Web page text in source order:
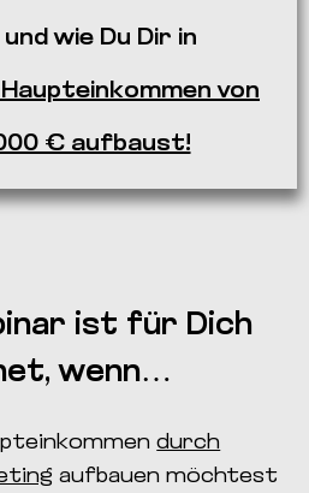
wie Du Dir in
von
€ aufbaust!
ist für Dich
wenn…
durch
aufbauen möchtest